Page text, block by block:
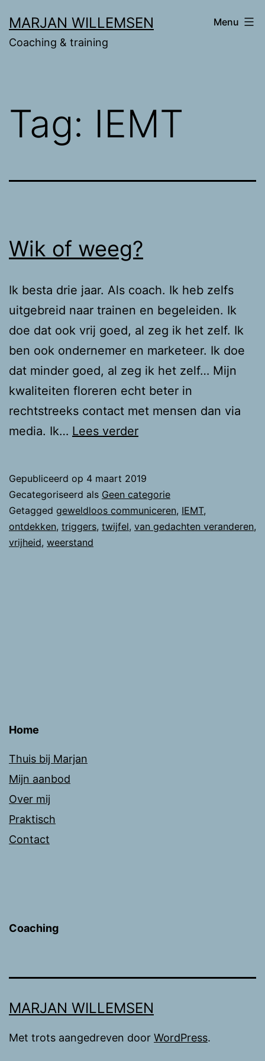
naar
de
MARJAN WILLEMSEN
Coaching & training
Menu
Tag: IEMT
Wik of weeg?
Ik besta drie jaar. Als coach. Ik heb zelfs
uitgebreid naar trainen en begeleiden. Ik
doe dat ook vrij goed, al zeg ik het zelf. Ik
ben ook ondernemer en marketeer. Ik doe
dat minder goed, al zeg ik het zelf… Mijn
kwaliteiten floreren echt beter in
rechtstreeks contact met mensen dan via
media. Ik… Lees verderWik
Gepubliceerd op 4 maart 2019
Gecategoriseerd als Geen categorie
Getagged geweldloos communiceren, IEMT,
ontdekken, triggers, twijfel, van gedachten veranderen,
vrijheid, weerstand
Home
Thuis bij Marjan
Mijn aanbod
Over mij
Praktisch
Contact
Coaching
MARJAN WILLEMSEN
Met trots aangedreven door WordPress.